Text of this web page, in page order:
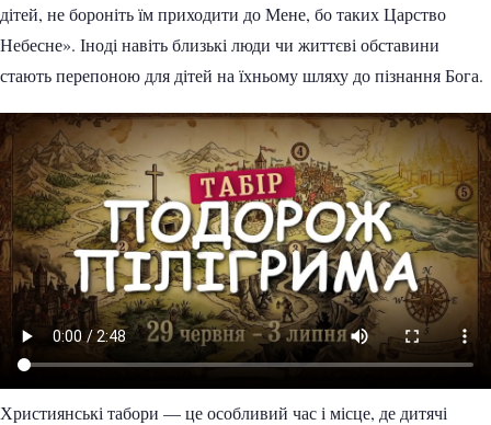
дітей, не бороніть їм приходити до Мене, бо таких Царство
Небесне». Іноді навіть близькі люди чи життєві обставини
стають перепоною для дітей на їхньому шляху до пізнання Бога.
Християнські табори — це особливий час і місце, де дитячі